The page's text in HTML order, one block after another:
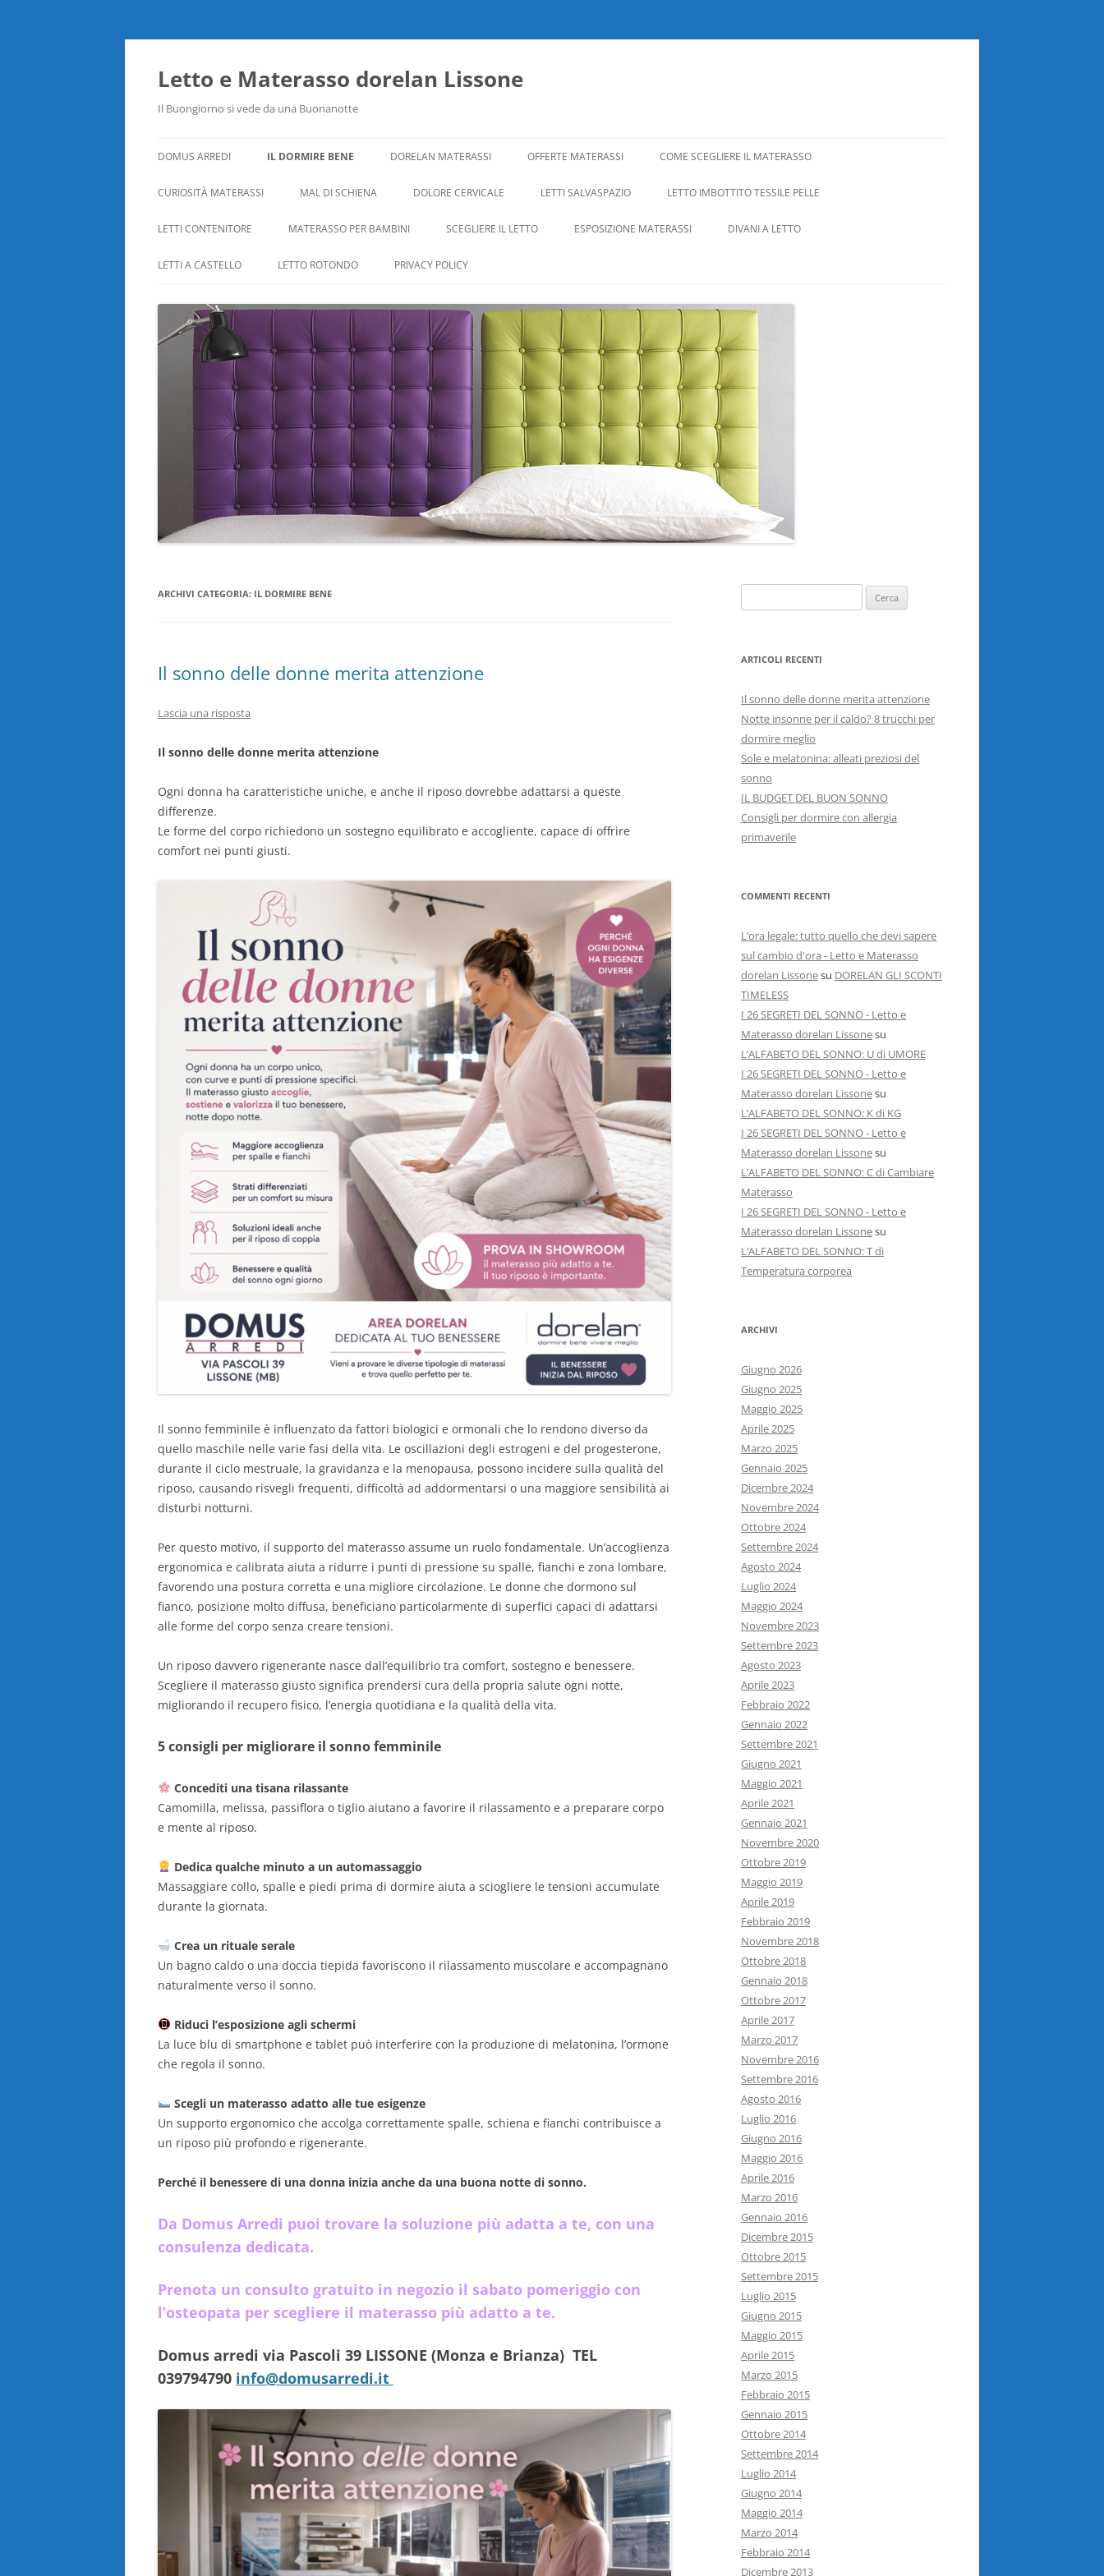
Vai
Letto e Materasso dorelan Lissone
Il Buongiorno si vede da una Buonanotte
DOMUS ARREDI IL DORMIRE BENE DORELAN MATERASSI OFFERTE MATERASSI COME SCEGLIERE IL MATERASSO
CURIOSITÀ MATERASSI MAL DI SCHIENA DOLORE CERVICALE LETTI SALVASPAZIO LETTO IMBOTTITO TESSILE PELLE
LETTI CONTENITORE MATERASSO PER BAMBINI SCEGLIERE IL LETTO ESPOSIZIONE MATERASSI DIVANI A LETTO
LETTI A CASTELLO LETTO ROTONDO PRIVACY POLICY
ARCHIVI CATEGORIA: IL DORMIRE BENE
Il sonno delle donne merita attenzione
Lascia una risposta
Il sonno delle donne merita attenzione
Ogni donna ha caratteristiche uniche, e anche il riposo dovrebbe adattarsi a queste
differenze.
Le forme del corpo richiedono un sostegno equilibrato e accogliente, capace di offrire
comfort nei punti giusti.
Il sonno femminile è influenzato da fattori biologici e ormonali che lo rendono diverso da
quello maschile nelle varie fasi della vita. Le oscillazioni degli estrogeni e del progesterone,
durante il ciclo mestruale, la gravidanza e la menopausa, possono incidere sulla qualità del
riposo, causando risvegli frequenti, difficoltà ad addormentarsi o una maggiore sensibilità ai
disturbi notturni.
Per questo motivo, il supporto del materasso assume un ruolo fondamentale. Un’accoglienza
ergonomica e calibrata aiuta a ridurre i punti di pressione su spalle, fianchi e zona lombare,
favorendo una postura corretta e una migliore circolazione. Le donne che dormono sul
fianco, posizione molto diffusa, beneficiano particolarmente di superfici capaci di adattarsi
alle forme del corpo senza creare tensioni.
Un riposo davvero rigenerante nasce dall’equilibrio tra comfort, sostegno e benessere.
Scegliere il materasso giusto significa prendersi cura della propria salute ogni notte,
migliorando il recupero fisico, l’energia quotidiana e la qualità della vita.
5 consigli per migliorare il sonno femminile
Concediti una tisana rilassante
Camomilla, melissa, passiflora o tiglio aiutano a favorire il rilassamento e a preparare corpo
e mente al riposo.
Dedica qualche minuto a un automassaggio
Massaggiare collo, spalle e piedi prima di dormire aiuta a sciogliere le tensioni accumulate
durante la giornata.
Crea un rituale serale
Un bagno caldo o una doccia tiepida favoriscono il rilassamento muscolare e accompagnano
naturalmente verso il sonno.
Riduci l’esposizione agli schermi
La luce blu di smartphone e tablet può interferire con la produzione di melatonina, l’ormone
che regola il sonno.
Scegli un materasso adatto alle tue esigenze
Un supporto ergonomico che accolga correttamente spalle, schiena e fianchi contribuisce a
un riposo più profondo e rigenerante.
Perché il benessere di una donna inizia anche da una buona notte di sonno.
Da Domus Arredi puoi trovare la soluzione più adatta a te, con una
consulenza dedicata.
Prenota un consulto gratuito in negozio il sabato pomeriggio con
l’osteopata per scegliere il materasso più adatto a te.
Domus arredi via Pascoli 39 LISSONE (Monza e Brianza) TEL
039794790 info@domusarredi.it
per:
ARTICOLI RECENTI
Il sonno delle donne merita attenzione
Notte insonne per il caldo? 8 trucchi per
dormire meglio
Sole e melatonina: alleati preziosi del
sonno
IL BUDGET DEL BUON SONNO
Consigli per dormire con allergia
primaverile
COMMENTI RECENTI
L’ora legale: tutto quello che devi sapere
sul cambio d'ora - Letto e Materasso
dorelan Lissonesu DORELAN GLI SCONTI
TIMELESS
I 26 SEGRETI DEL SONNO - Letto e
Materasso dorelan Lissonesu
L’ALFABETO DEL SONNO: U di UMORE
I 26 SEGRETI DEL SONNO - Letto e
Materasso dorelan Lissonesu
L’ALFABETO DEL SONNO: K di KG
I 26 SEGRETI DEL SONNO - Letto e
Materasso dorelan Lissonesu
L’ALFABETO DEL SONNO: C di Cambiare
Materasso
I 26 SEGRETI DEL SONNO - Letto e
Materasso dorelan Lissonesu
L’ALFABETO DEL SONNO: T di
Temperatura corporea
ARCHIVI
Giugno 2026
Giugno 2025
Maggio 2025
Aprile 2025
Marzo 2025
Gennaio 2025
Dicembre 2024
Novembre 2024
Ottobre 2024
Settembre 2024
Agosto 2024
Luglio 2024
Maggio 2024
Novembre 2023
Settembre 2023
Agosto 2023
Aprile 2023
Febbraio 2022
Gennaio 2022
Settembre 2021
Giugno 2021
Maggio 2021
Aprile 2021
Gennaio 2021
Novembre 2020
Ottobre 2019
Maggio 2019
Aprile 2019
Febbraio 2019
Novembre 2018
Ottobre 2018
Gennaio 2018
Ottobre 2017
Aprile 2017
Marzo 2017
Novembre 2016
Settembre 2016
Agosto 2016
Luglio 2016
Giugno 2016
Maggio 2016
Aprile 2016
Marzo 2016
Gennaio 2016
Dicembre 2015
Ottobre 2015
Settembre 2015
Luglio 2015
Giugno 2015
Maggio 2015
Aprile 2015
Marzo 2015
Febbraio 2015
Gennaio 2015
Ottobre 2014
Settembre 2014
Luglio 2014
Giugno 2014
Maggio 2014
Marzo 2014
Febbraio 2014
Dicembre 2013